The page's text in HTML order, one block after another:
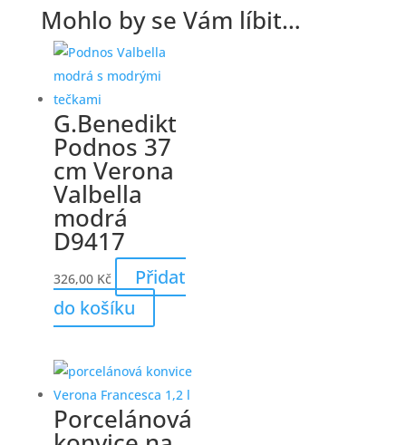
Mohlo by se Vám líbit…
G.Benedikt
Podnos 37
cm Verona
Valbella
modrá
D9417
326,00 Kč
Přidat
do košíku
Porcelánová